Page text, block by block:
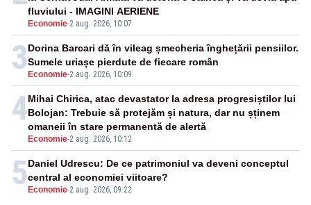
Economie-2 aug. 2026, 10:07
fluviului - IMAGINI AERIENE
3 Economie-2 aug. 2026, 10:09
Dorina Barcari dă în vileag șmecheria înghețării pensiilor.
Sumele uriașe pierdute de fiecare român
4
Economie-2 aug. 2026, 10:12
Mihai Chirica, atac devastator la adresa progresiștilor lui
Bolojan: Trebuie să protejăm și natura, dar nu șținem
omaneii în stare permanentă de alertă
5 Economie-2 aug. 2026, 09:22
Daniel Udrescu: De ce patrimoniul va deveni conceptul
central al economiei viitoare?